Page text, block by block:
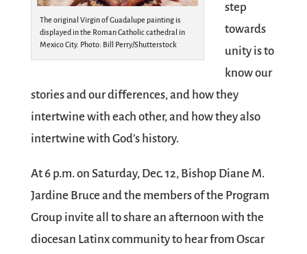
The original Virgin of Guadalupe painting is
displayed in the Roman Catholic cathedral in
Mexico City. Photo: Bill Perry/Shutterstock
step
towards
unity is to
know our
stories and our differences, and how they
intertwine with each other, and how they also
intertwine with God’s history.
At 6 p.m. on Saturday, Dec. 12, Bishop Diane M.
Jardine Bruce and the members of the Program
Group invite all to share an afternoon with the
diocesan Latinx community to hear from Oscar